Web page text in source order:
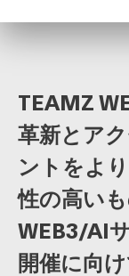
TEAMZ
革新とア
ントをよ
性の高い
WEB3/AI
開催に向